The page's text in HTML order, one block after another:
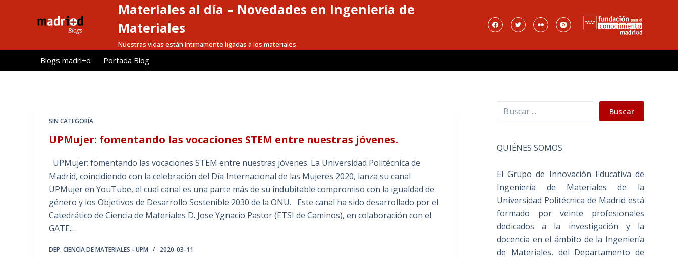
t
Materiales al día – Novedades en Ingeniería de
Materiales
Nuestras vidas están íntimamente ligadas a los materiales
Blogs madri+d Portada Blog
SIN CATEGORÍA
UPMujer: fomentando las vocaciones STEM entre nuestras jóvenes.
UPMujer: fomentando las vocaciones STEM entre nuestras jóvenes. La Universidad Politécnica de
Madrid, coincidiendo con la celebración del Día Internacional de las Mujeres 2020, lanza su canal
UPMujer en YouTube, el cual canal es una parte más de su indubitable compromiso con la igualdad de
género y los Objetivos de Desarrollo Sostenible 2030 de la ONU. Este canal ha sido desarrollado por el
Catedrático de Ciencia de Materiales D. Jose Ygnacio Pastor (ETSI de Caminos), en colaboración con el
GATE.…
DEP. CIENCIA DE MATERIALES - UPM 2020-03-11
Buscar Buscar
QUIÉNES SOMOS
El Grupo de Innovación Educativa de
Ingeniería de Materiales de la
Universidad Politécnica de Madrid está
formado por veinte profesionales
dedicados a la investigación y la
docencia en el ámbito de la Ingeniería
de Materiales, del Departamento de